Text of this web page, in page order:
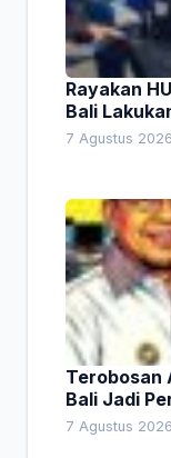
Rayakan
Bali
Lingkungan
7 Agustus 2026
Terobosan
Bali Jadi
7 Agustus 2026